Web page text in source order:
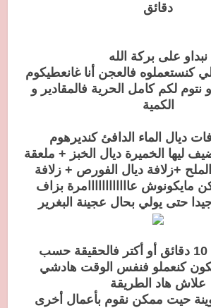
دقائق
نبداو على بركة الله
كنستعملوه فالعجن أنا غانعطيكوم
و نتوم لكم كامل الحرية فالمقادير و
الكمية
2 زلافات ديال الماء الدافئ كنديرهوم
ليها الخميرة ديال الخبز + ملعقة
+زلافة ديال الفورص + زلافة
مايكونوش عاااااااااااامرة بزاف
حتى يولي بحال عجينة البغرير
و نخليه يرتاح 10 دقائق أو أكتر فالحقيقة حسب
كنعملو فنفس الوقت هادشي
علاش هاد الطريقة
حيت ممكن نقوم بأعمال أخرى